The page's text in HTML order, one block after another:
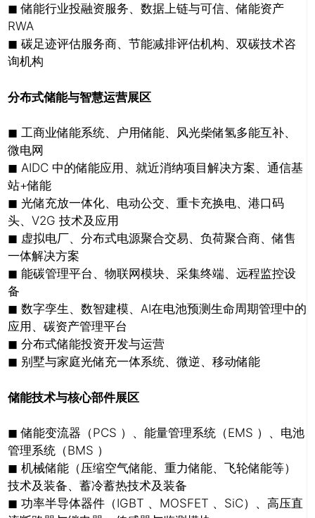
◼ 储能行业投融资服务、数据上链与可信、储能资产
RWA
◼ 碳足迹评估服务商、节能减排评估机构、双碳技术咨
询机构
分布式储能与智慧运营展区
◼ 工商业储能系统、户用储能、风光柴储氢多能互补、
微电网
◼ AIDC 中的储能应用、就近消纳项目解决方案、通信基
站+储能
◼ 光储充放一体化、电动公交、重卡充换电、港口码
头、V2G 技术及应用
◼ 虚拟电厂、分布式电源聚合交易、负荷聚合商、储售
一体解决方案
◼ 能碳管理平台、物联网模块、采集终端、远程监控设
备
◼ 数字孪生、数智建模、AI在电池预测生命周期管理中的
应用、碳资产管理平台
◼ 分布式储能投资开发与运营
◼ 别墅与家庭光储充一体系统、微逆、移动储能
储能技术与核心部件展区
◼ 储能变流器（PCS ）、能量管理系统（EMS ）、电池
管理系统（BMS ）
◼ 机械储能（压缩空气储能、重力储能、飞轮储能等）
技术及装备、蓄冷蓄热技术及装备
◼ 功率半导体器件（IGBT 、MOSFET 、SiC）、高压直